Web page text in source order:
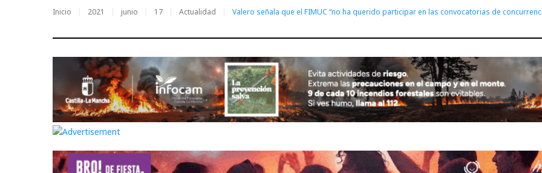
Inicio 2021 junio 17 Actualidad Valero señala que el FIMUC “no ha querido participar en las convocatorias de